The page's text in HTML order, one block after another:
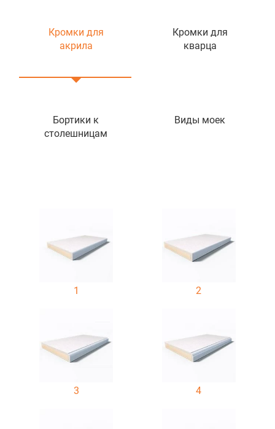
Кромки для
акрила
Кромки для
кварца
Бортики к
столешницам
Виды моек
1 2
3 4